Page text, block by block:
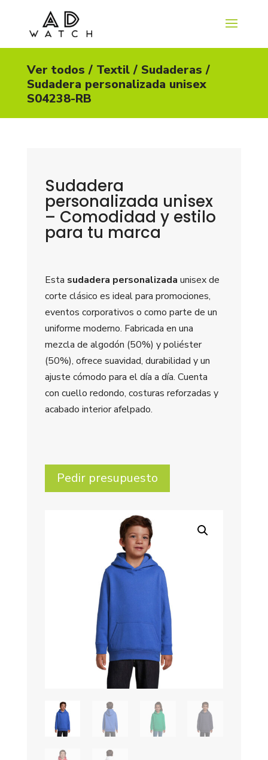
Ver todos / Textil/ Sudaderas /
Sudadera personalizada unisex
S04238-RB
Sudadera
personalizada unisex
– Comodidad y estilo
para tu marca
Esta sudadera personalizada unisex de
corte clásico es ideal para promociones,
eventos corporativos o como parte de un
uniforme moderno. Fabricada en una
mezcla de algodón (50%) y poliéster
(50%), ofrece suavidad, durabilidad y un
ajuste cómodo para el día a día. Cuenta
con cuello redondo, costuras reforzadas y
acabado interior afelpado.
Pedir presupuesto